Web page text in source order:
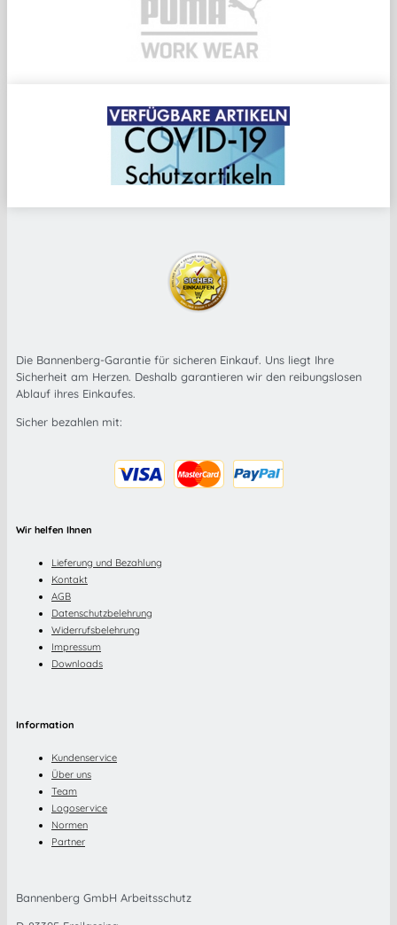
Die Bannenberg-Garantie für sicheren Einkauf. Uns liegt Ihre
Sicherheit am Herzen. Deshalb garantieren wir den reibungslosen
Ablauf ihres Einkaufes.
Sicher bezahlen mit:
Wir helfen Ihnen
Lieferung und Bezahlung
Kontakt
AGB
Datenschutzbelehrung
Widerrufsbelehrung
Impressum
Downloads
Information
Kundenservice
Über uns
Team
Logoservice
Normen
Partner
Bannenberg GmbH Arbeitsschutz